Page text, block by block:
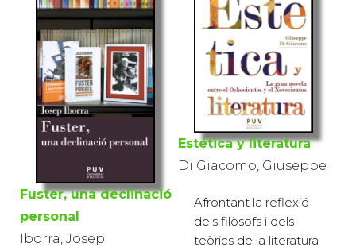
Fuster, una declinació
personal
Iborra, Josep
Estética y literatura
Di Giacomo, Giuseppe
Afrontant la reflexió
dels filòsofs i dels
teòrics de la literatura